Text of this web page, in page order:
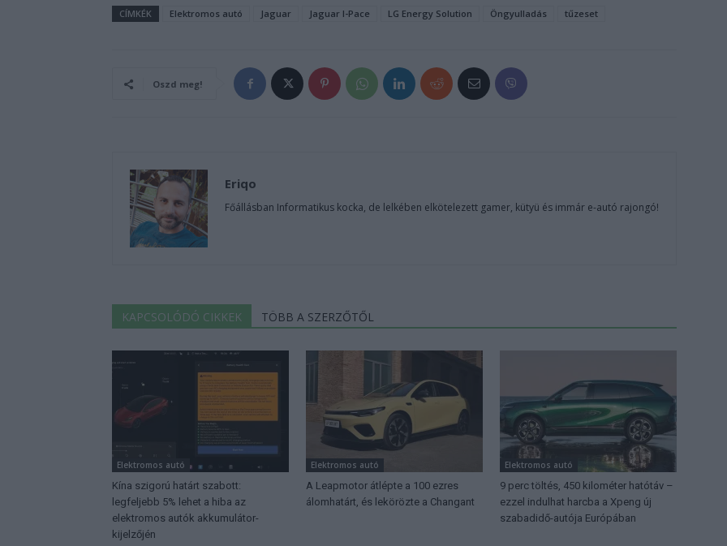
CÍMKÉK Elektromos autó Jaguar Jaguar I-Pace LG Energy Solution Öngyulladás tűzeset
Oszd meg!
Eriqo
Főállásban Informatikus kocka, de lelkében elkötelezett gamer, kütyü és immár e-autó rajongó!
KAPCSOLÓDÓ CIKKEK TÖBB A SZERZŐTŐL
Elektromos autó
Kína szigorú határt szabott:
legfeljebb 5% lehet a hiba az
elektromos autók akkumulátor-
kijelzőjén
Elektromos autó
A Leapmotor átlépte a 100 ezres
álomhatárt, és lekörözte a Changant
Elektromos autó
9 perc töltés, 450 kilométer hatótáv –
ezzel indulhat harcba a Xpeng új
szabadidő-autója Európában